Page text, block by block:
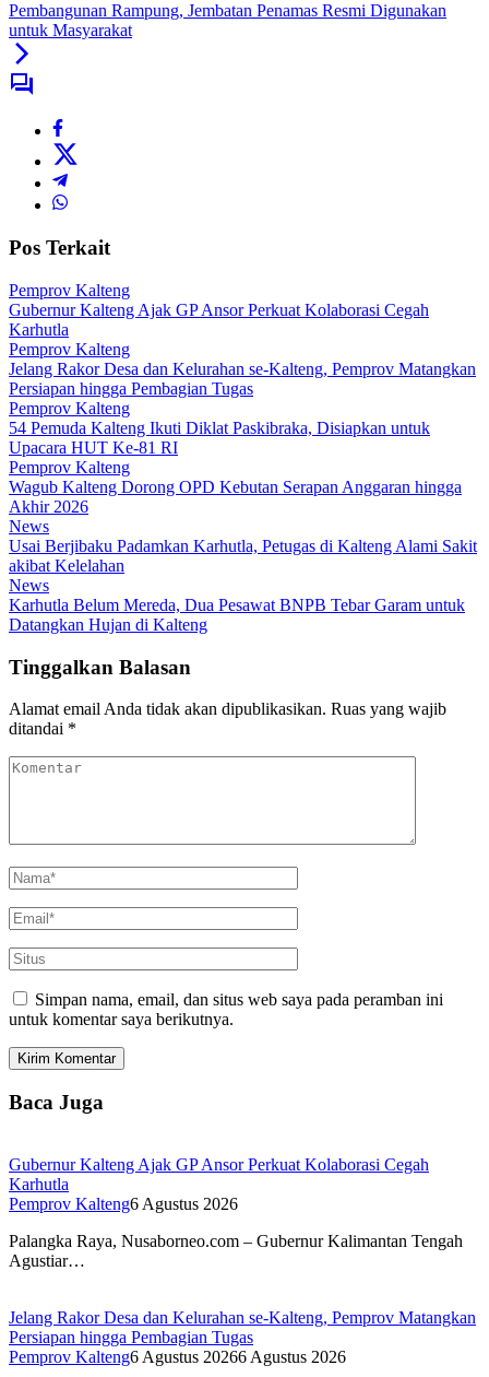
Pembangunan Rampung, Jembatan Penamas Resmi Digunakan
untuk Masyarakat
Pos Terkait
Pemprov Kalteng
Gubernur Kalteng Ajak GP Ansor Perkuat Kolaborasi Cegah
Karhutla
Pemprov Kalteng
Jelang Rakor Desa dan Kelurahan se-Kalteng, Pemprov Matangkan
Persiapan hingga Pembagian Tugas
Pemprov Kalteng
54 Pemuda Kalteng Ikuti Diklat Paskibraka, Disiapkan untuk
Upacara HUT Ke-81 RI
Pemprov Kalteng
Wagub Kalteng Dorong OPD Kebutan Serapan Anggaran hingga
Akhir 2026
News
Usai Berjibaku Padamkan Karhutla, Petugas di Kalteng Alami Sakit
akibat Kelelahan
News
Karhutla Belum Mereda, Dua Pesawat BNPB Tebar Garam untuk
Datangkan Hujan di Kalteng
Tinggalkan Balasan
Alamat email Anda tidak akan dipublikasikan. Ruas yang wajib
ditandai *
Simpan nama, email, dan situs web saya pada peramban ini
untuk komentar saya berikutnya.
Baca Juga
Gubernur Kalteng Ajak GP Ansor Perkuat Kolaborasi Cegah
Karhutla
Pemprov Kalteng6 Agustus 2026
Palangka Raya, Nusaborneo.com – Gubernur Kalimantan Tengah
Agustiar…
Jelang Rakor Desa dan Kelurahan se-Kalteng, Pemprov Matangkan
Persiapan hingga Pembagian Tugas
Pemprov Kalteng6 Agustus 20266 Agustus 2026